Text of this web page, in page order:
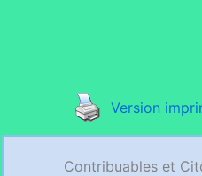
Version
Contribuables et